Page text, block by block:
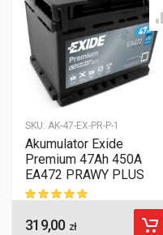
SKU: AK-47-EX-PR-P-1
Akumulator Exide
Premium 47Ah 450A
EA472 PRAWY PLUS
ocen klientów
319,00 zł